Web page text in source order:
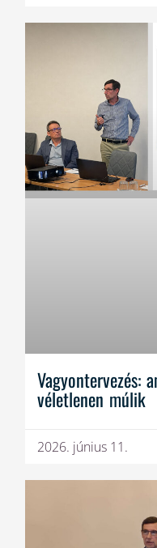
Vagyontervezés:
véletlenen múlik
2026. június 11.